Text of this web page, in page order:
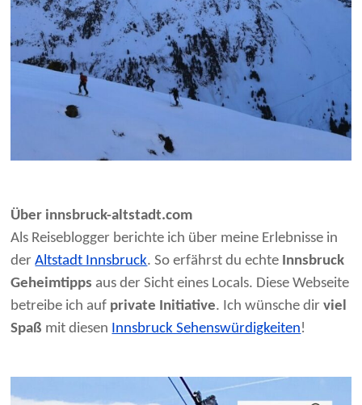
Über innsbruck-altstadt.com
Als Reiseblogger berichte ich über meine Erlebnisse in
derAltstadt Innsbruck. So erfährst du echte Innsbruck
Geheimtipps aus der Sicht eines Locals. Diese Webseite
betreibe ich auf private Initiative. Ich wünsche dirviel
Spaß mit diesen Innsbruck Sehenswürdigkeiten!